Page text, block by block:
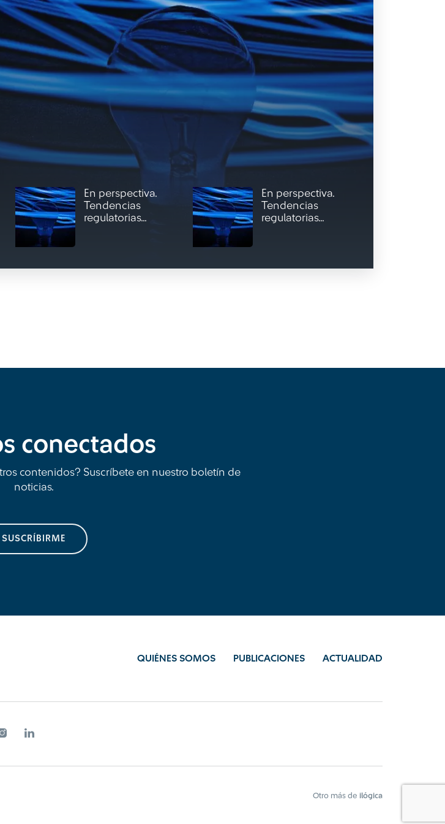
En perspectiva.
Tendencias
regulatorias...
En perspectiva.
Tendencias
regulatorias...
conectados
contenidos? Suscríbete en nuestro boletín de
noticias.
SUSCRÍBIRME
QUIÉNES SOMOS PUBLICACIONES ACTUALIDAD
Otro más de ilógica